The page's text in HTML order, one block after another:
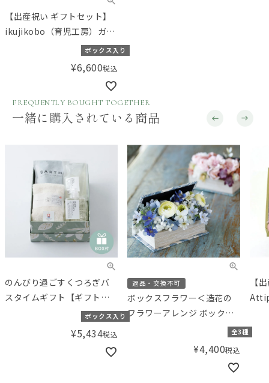
【出産祝い ギフトセット】
ikujikobo（育児工房）ガー
ゼ オーガニックギフト ブル
ー【ギフトボックス入り】
／Amingオリジナルセット
ボックス入り
¥6,600税込
FREQUENTLY BOUGHT TOGETHER
一緒に購入されている商品
のんびり過ごすくつろぎバ
スタイムギフト【ギフトボ
ックス入り】／Amingオリ
ボックス入り
¥5,434税込
返品・交換不可
ボックスフラワー＜造花の
フラワーアレンジ ボックス
全3種
¥4,400税込
【
と